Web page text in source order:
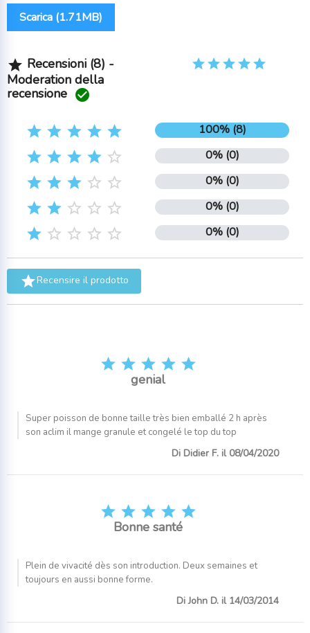
Scarica (1.71MB)
 Recensioni (8) -
Moderation della
recensione 
     100% (8)
     0% (0)
     0% (0)
     0% (0)
     0% (0)
Recensire il prodotto
    
genial
Super poisson de bonne taille très bien emballé 2 h après
son aclim il mange granule et congelé le top du top
Di Didier F. il 08/04/2020
    
Bonne santé
Plein de vivacité dès son introduction. Deux semaines et
toujours en aussi bonne forme.
Di John D. il 14/03/2014